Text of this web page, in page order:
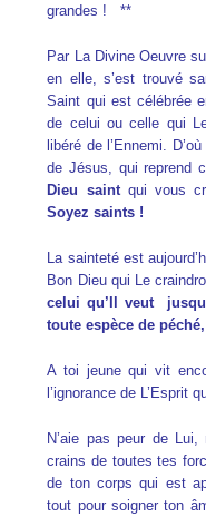
grandes ! **
Par La Divine Oeuvre
en elle, s’est trouvé
Saint qui est célébrée
de celui ou celle qui
libéré de l’Ennemi.
de Jésus, qui reprend
Dieu saintqui vous
Soyez saints !
La sainteté est
Bon Dieu qui Le
celui qu’Il veut
toute espèce de
A toi jeune qui vit
l’ignorance de L’Esprit
N’aie pas peur de
crains de toutes tes
de ton corps qui est
tout pour soigner ton